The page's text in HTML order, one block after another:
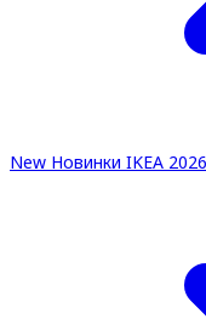
New Новинки IKEA 2026